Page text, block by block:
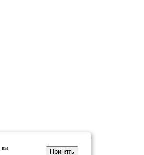
вы
Принять